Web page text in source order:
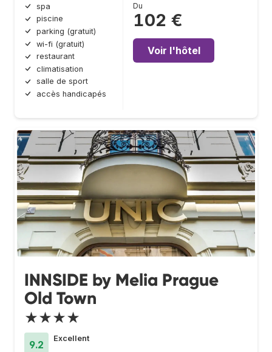
spa
piscine
parking (gratuit)
wi-fi (gratuit)
restaurant
climatisation
salle de sport
accès handicapés
Du
102 €
Voir l'hôtel
INNSIDE by Melia Prague
Old Town
★★★★
9.2
Excellent